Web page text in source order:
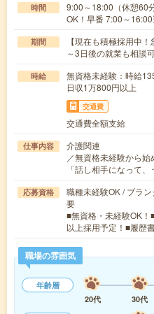
時間
9:00～18:00（休憩60
OK！早番 7:00～
期間
【現在も積極採用中
～3日後の就業も相談
時給
無資格未経験：時給
日収1万800円以上
交通費
交通費全額支給
仕事内容
介護関連
／無資格未経験から
「話し相手になって
応募資格
職種未経験OK / ブラ
要
■無資格・未経験OK！
以上採用予定！■履歴
職場の雰囲気
年齢層
20代
30代